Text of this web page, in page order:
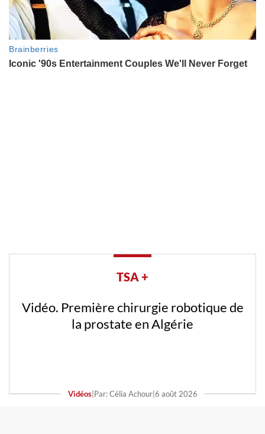
TSA +
Vidéo. Première chirurgie robotique de
la prostate en Algérie
Vidéos| Par: Célia Achour| 6 août 2026